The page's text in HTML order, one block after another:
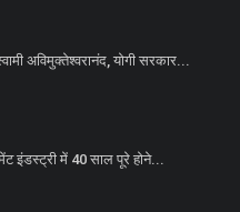
अविमुक्तेश्वरानंद, योगी सरकार...
इंडस्ट्री में 40 साल पूरे होने...